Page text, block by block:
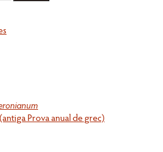
Prova anual de grec)